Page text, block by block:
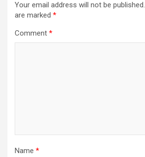
Your email address will not be published.
are marked *
Comment *
Name *